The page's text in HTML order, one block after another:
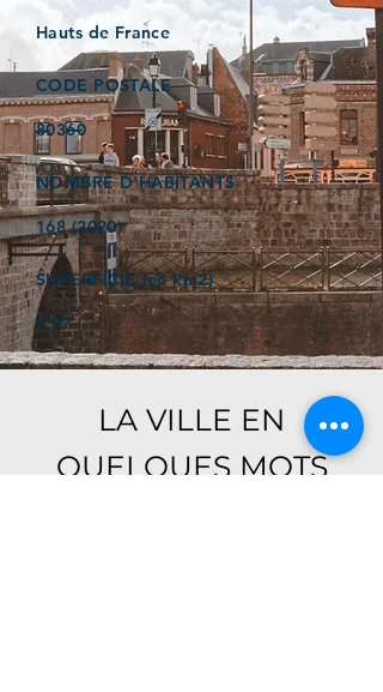
Hauts de France
CODE POSTALE
80360
NOMBRE D'HABITANTS
168 (2020)
SUPERFICIE (en km2)
5,97
LA VILLE EN
QUELQUES MOTS